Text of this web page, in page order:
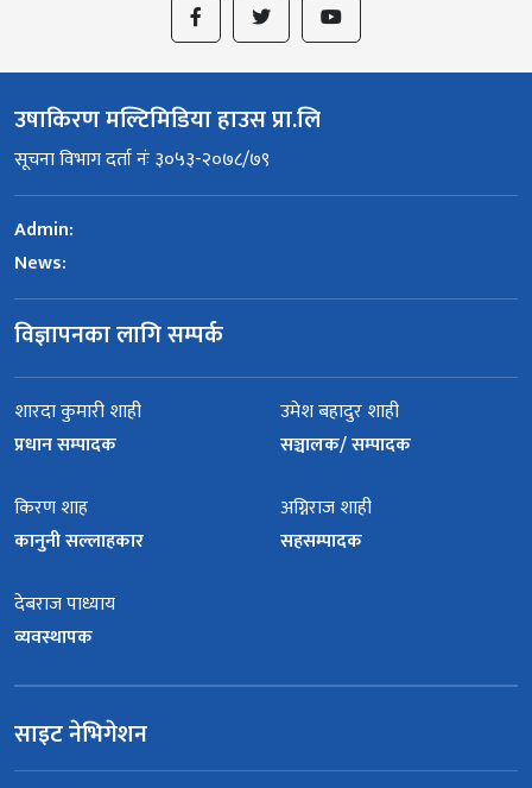
उषाकिरण मल्टिमिडिया हाउस प्रा.लि
सूचना विभाग दर्ता नंः ३०५३-२०७८/७९
Admin:
News:
विज्ञापनका लागि सम्पर्क
शारदा कुमारी शाही
प्रधान सम्पादक
उमेश बहादुर शाही
सञ्चालक/ सम्पादक
किरण शाह
कानुनी सल्लाहकार
अग्निराज शाही
सहसम्पादक
देबराज पाध्याय
व्यवस्थापक
साइट नेभिगेशन